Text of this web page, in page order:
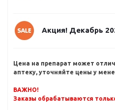
Акция! Декабрь
Цена на препарат может
аптеку, уточняйте цены у
ВАЖНО!
Заказы обрабатываются